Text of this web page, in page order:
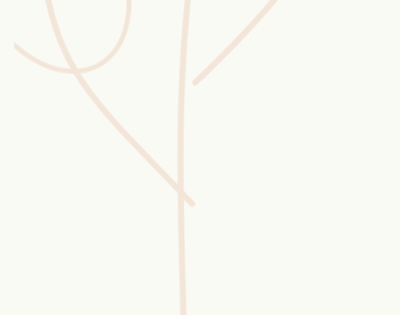
Selber machen
Glossar